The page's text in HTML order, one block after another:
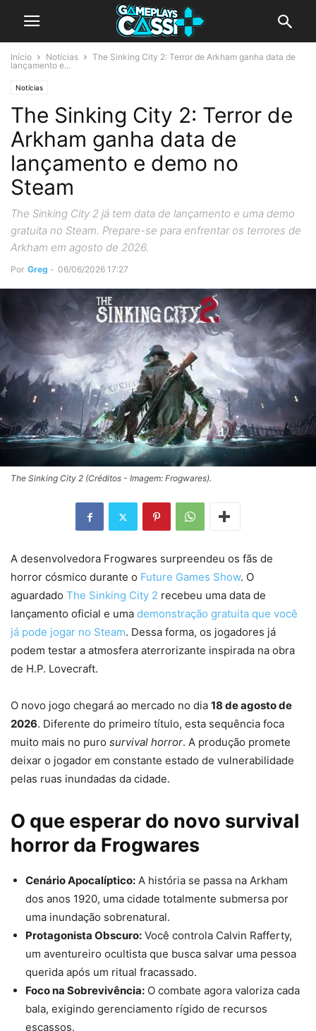
Início Notícias
The Sinking City 2: Terror de Arkham ganha data de
lançamento e...
Notícias
The Sinking City 2: Terror de
Arkham ganha data de
lançamento e demo no
Steam
The Sinking City 2 já tem data de lançamento e uma demo
gratuita no Steam. Prepare-se para enfrentar os terrores de
Arkham em agosto de 2026.
Por Greg - 06/06/2026 17:27
The Sinking City 2 (Créditos - Imagem: Frogwares).
A desenvolvedora Frogwares surpreendeu os fãs de
horror cósmico durante o Future Games Show. O
aguardado The Sinking City 2 recebeu uma data de
lançamento oficial e uma demonstração gratuita que você
já pode jogar no Steam. Dessa forma, os jogadores já
podem testar a atmosfera aterrorizante inspirada na obra
de H.P. Lovecraft.
O novo jogo chegará ao mercado no dia 18 de agosto de
2026. Diferente do primeiro título, esta sequência foca
muito mais no puro survival horror. A produção promete
deixar o jogador em constante estado de vulnerabilidade
pelas ruas inundadas da cidade.
O que esperar do novo survival
horror da Frogwares
Cenário Apocalíptico: A história se passa na Arkham
dos anos 1920, uma cidade totalmente submersa por
uma inundação sobrenatural.
Protagonista Obscuro: Você controla Calvin Rafferty,
um aventureiro ocultista que busca salvar uma pessoa
querida após um ritual fracassado.
Foco na Sobrevivência: O combate agora valoriza cada
bala, exigindo gerenciamento rígido de recursos
escassos.